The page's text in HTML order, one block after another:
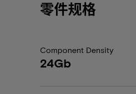
零件规格
Component Density
24Gb